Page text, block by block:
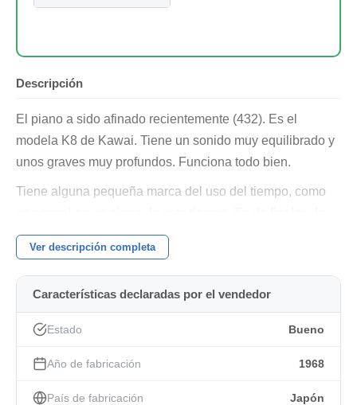
Descripción
El piano a sido afinado recientemente (432). Es el
modela K8 de Kawai. Tiene un sonido muy equilibrado y
unos graves muy profundos. Funciona todo bien.
Tiene alguna pequeña marca del uso del tiempo, como
los 60.
El numero de serie se puede ver en una de las fotos
(190731).
Para gestionar la visita y probarlo pueden hacerlo a la
atencion de Paco en el telefono 629789876.
El piano se encuentra en el sur de Madrid y esta en un
Ver descripción completa
Características declaradas por el vendedor
Estado Bueno
Año de fabricación 1968
País de fabricación Japón